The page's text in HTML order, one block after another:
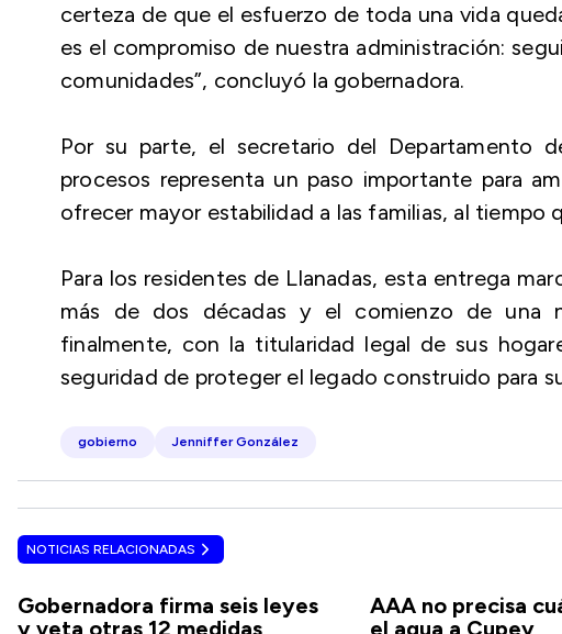
certeza de que el esfuerzo de toda una vida
es el compromiso de nuestra administración:
comunidades”, concluyó la gobernadora.
Por su parte, el secretario del Departamento
procesos representa un paso importante para
ofrecer mayor estabilidad a las familias, al tiempo
Para los residentes de Llanadas, esta entrega
más de dos décadas y el comienzo de una
finalmente, con la titularidad legal de sus
seguridad de proteger el legado construido para
gobierno Jenniffer González
NOTICIAS RELACIONADAS
Gobernadora firma seis leyes
y veta otras 12 medidas
AAA no precisa
el agua a Cupey